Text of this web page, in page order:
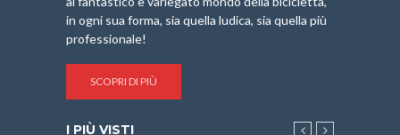
in ogni sua forma, sia quella ludica, sia quella più
professionale!
SCOPRI DI PIÙ
I PIÙ VISTI